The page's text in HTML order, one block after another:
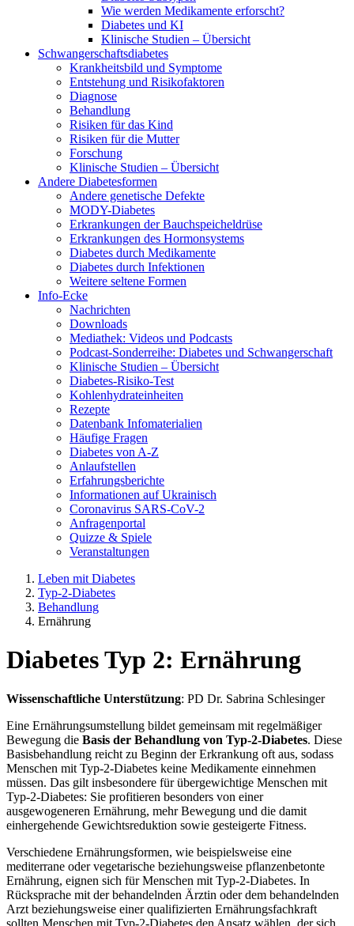
Wie werden Medikamente erforscht?
Diabetes und KI
Klinische Studien – Übersicht
Schwangerschaftsdiabetes
Krankheitsbild und Symptome
Entstehung und Risikofaktoren
Diagnose
Behandlung
Risiken für das Kind
Risiken für die Mutter
Forschung
Klinische Studien – Übersicht
Andere Diabetesformen
Andere genetische Defekte
MODY-Diabetes
Erkrankungen der Bauchspeicheldrüse
Erkrankungen des Hormonsystems
Diabetes durch Medikamente
Diabetes durch Infektionen
Weitere seltene Formen
Info-Ecke
Nachrichten
Downloads
Mediathek: Videos und Podcasts
Podcast-Sonderreihe: Diabetes und Schwangerschaft
Klinische Studien – Übersicht
Diabetes-Risiko-Test
Kohlenhydrateinheiten
Rezepte
Datenbank Infomaterialien
Häufige Fragen
Diabetes von A-Z
Anlaufstellen
Erfahrungsberichte
Informationen auf Ukrainisch
Coronavirus SARS-CoV-2
Anfragenportal
Quizze & Spiele
Veranstaltungen
Leben mit Diabetes
Typ-2-Diabetes
Behandlung
Ernährung
Diabetes Typ 2: Ernährung
Wissenschaftliche Unterstützung: PD Dr. Sabrina Schlesinger
Eine Ernährungsumstellung bildet gemeinsam mit regelmäßiger
Bewegung die Basis der Behandlung von Typ-2-Diabetes. Diese
Basisbehandlung reicht zu Beginn der Erkrankung oft aus, sodass
Menschen mit Typ-2-Diabetes keine Medikamente einnehmen
müssen. Das gilt insbesondere für übergewichtige Menschen mit
Typ-2-Diabetes: Sie profitieren besonders von einer
ausgewogeneren Ernährung, mehr Bewegung und die damit
einhergehende Gewichtsreduktion sowie gesteigerte Fitness.
Verschiedene Ernährungsformen, wie beispielsweise eine
mediterrane oder vegetarische beziehungsweise pflanzenbetonte
Ernährung, eignen sich für Menschen mit Typ-2-Diabetes. In
Rücksprache mit der behandelnden Ärztin oder dem behandelnden
Arzt beziehungsweise einer qualifizierten Ernährungsfachkraft
sollten Menschen mit Typ-2-Diabetes den Ansatz wählen, der sich